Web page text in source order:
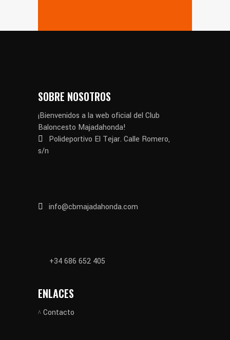
SOBRE NOSOTROS
¡Bienvenidos a la web oficial del Club
Baloncesto Majadahonda!
Polideportivo El Tejar. Calle Romero,
s/n
info@cbmajadahonda.com
+34 686 652 405
ENLACES
Contacto